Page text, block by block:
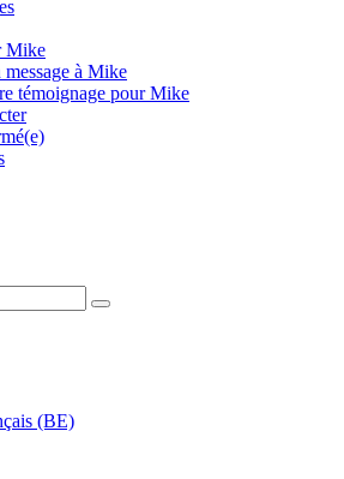
Mike
à Mike
témoignage pour Mike
(BE)